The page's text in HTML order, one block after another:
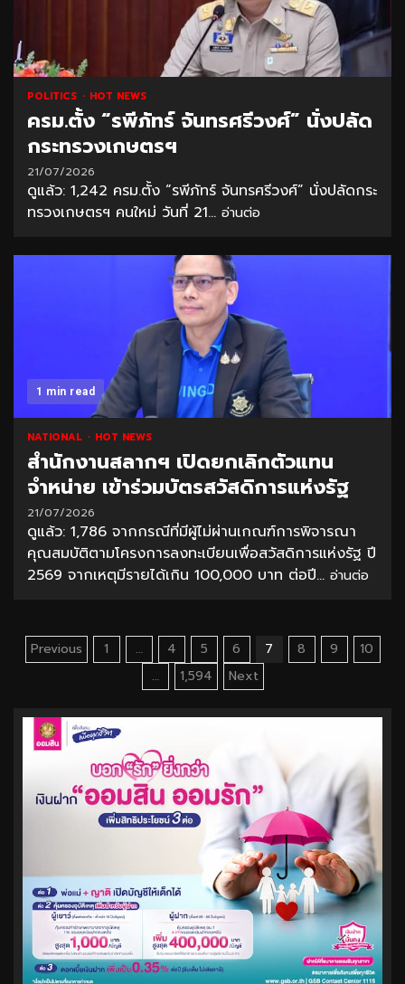
POLITICS HOT NEWS
ครม.ตั้ง “รพีภัทร์ จันทรศรีวงศ์” นั่งปลัด
กระทรวงเกษตรฯ
21/07/2026
ดูแล้ว: 1,242 ครม.ตั้ง “รพีภัทร์ จันทรศรีวงศ์” นั่งปลัดกระ
ทรวงเกษตรฯ คนใหม่ วันที่ 21... อ่านต่อ
1 min read
NATIONAL HOT NEWS
สำนักงานสลากฯ เปิดยกเลิกตัวแทน
จำหน่าย เข้าร่วมบัตรสวัสดิการแห่งรัฐ
21/07/2026
ดูแล้ว: 1,786 จากกรณีที่มีผู้ไม่ผ่านเกณฑ์การพิจารณา
คุณสมบัติตามโครงการลงทะเบียนเพื่อสวัสดิการแห่งรัฐ ปี
2569 จากเหตุมีรายได้เกิน 100,000 บาท ต่อปี... อ่านต่อ
Posts
pagination
Previous 1 … 4 5 6 7 8 9
10
…
1,594 Next